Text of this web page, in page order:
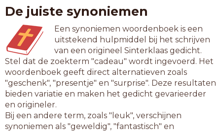
De juiste synoniemen
Een synoniemen woordenboek is een
uitstekend hulpmiddel bij het schrijven
van een origineel Sinterklaas gedicht.
Stel dat de zoekterm "cadeau" wordt ingevoerd. Het
woordenboek geeft direct alternatieven zoals
"geschenk", "presentje" en "surprise". Deze resultaten
bieden variatie en maken het gedicht gevarieerder
en origineler.
Bij een andere term, zoals "leuk", verschijnen
synoniemen als "geweldig", "fantastisch" en